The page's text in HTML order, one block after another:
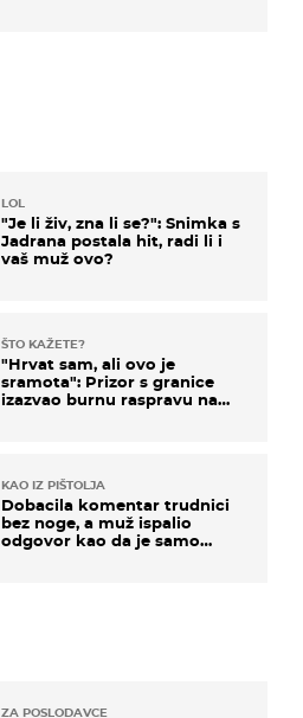
LOL
"Je li živ, zna li se?": Snimka s
Jadrana postala hit, radi li i
vaš muž ovo?
ŠTO KAŽETE?
"Hrvat sam, ali ovo je
sramota": Prizor s granice
izazvao burnu raspravu na
KAO IZ PIŠTOLJA
Dobacila komentar trudnici
bez noge, a muž ispalio
odgovor kao da je samo
ZA POSLODAVCE